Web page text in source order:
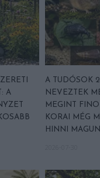
A
A TUDÓSOK
NEVEZTEK
MEGINT
KORAI MÉG
HINNI